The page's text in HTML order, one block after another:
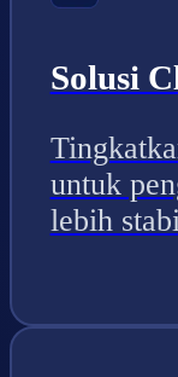
Solusi
untuk
lebih